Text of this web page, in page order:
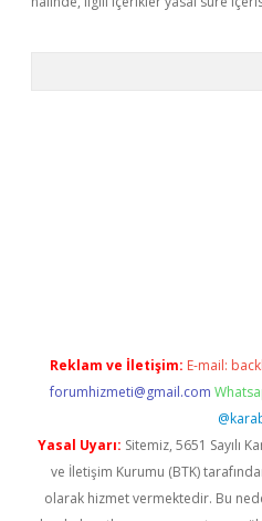
Reklam ve İletişim: E-mail:
forumhizmeti@gmail.com
Yasal Uyarı: Sitemiz, 5651 Sayılı
ve İletişim Kurumu (BTK)
olarak hizmet vermektedir. Bu